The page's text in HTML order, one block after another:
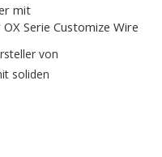
mit
Serie Customize Wire
von
soliden